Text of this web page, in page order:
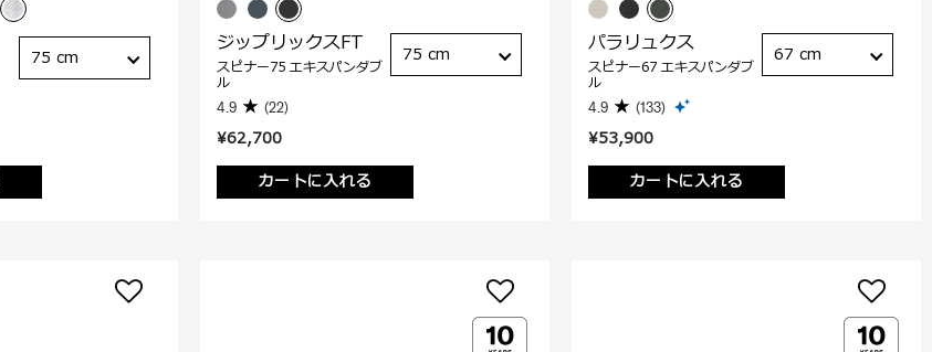
75 cm
¥62,700
カートに入れる
ジップリックスFT
スピナー75 エキスパンダブ
ル
4.9 (22)
75 cm
¥53,900
カートに入れる
パラリュクス
スピナー67 エキスパンダブ
ル
4.9 (133)
67 cm